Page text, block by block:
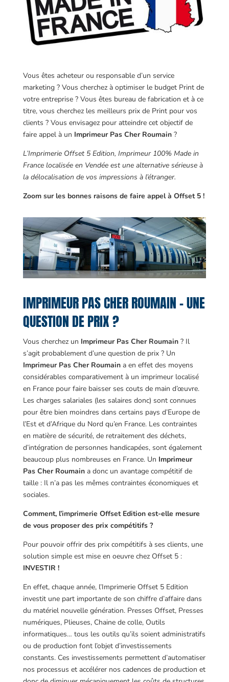
Vous êtes acheteur ou responsable d’un service
marketing ? Vous cherchez à optimiser le budget Print de
votre entreprise ? Vous êtes bureau de fabrication et à ce
titre, vous cherchez les meilleurs prix de Print pour vos
clients ? Vous envisagez pour atteindre cet objectif de
faire appel à un Imprimeur Pas Cher Roumain?
L’Imprimerie Offset 5 Edition, Imprimeur 100% Made in
France localisée en Vendée est une alternative sérieuse à
la délocalisation de vos impressions à l’étranger.
Zoom sur les bonnes raisons de faire appel à Offset 5 !
IMPRIMEUR PAS CHER ROUMAIN – UNE
QUESTION DE PRIX ?
Vous cherchez un Imprimeur Pas Cher Roumain ? Il
s’agit probablement d’une question de prix ? Un
Imprimeur Pas Cher Roumaina en effet des moyens
considérables comparativement à un imprimeur localisé
en France pour faire baisser ses couts de main d’œuvre.
Les charges salariales (les salaires donc) sont connues
pour être bien moindres dans certains pays d’Europe de
l’Est et d’Afrique du Nord qu’en France. Les contraintes
en matière de sécurité, de retraitement des déchets,
d’intégration de personnes handicapées, sont également
beaucoup plus nombreuses en France. Un Imprimeur
Pas Cher Roumaina donc un avantage compétitif de
taille : Il n’a pas les mêmes contraintes économiques et
sociales.
Comment, l’imprimerie Offset Edition est-elle mesure
de vous proposer des prix compétitifs ?
Pour pouvoir offrir des prix compétitifs à ses clients, une
solution simple est mise en oeuvre chez Offset 5 :
INVESTIR !
En effet, chaque année, l’Imprimerie Offset 5 Edition
investit une part importante de son chiffre d’affaire dans
du matériel nouvelle génération. Presses Offset, Presses
numériques, Plieuses, Chaine de colle, Outils
informatiques… tous les outils qu’ils soient administratifs
ou de production font l’objet d’investissements
constants. Ces investissements permettent d’automatiser
nos processus et accélérer nos cadences de production et